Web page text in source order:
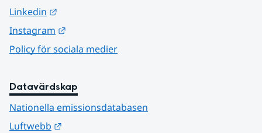
Linkedin
Instagram
Policy för sociala medier
Datavärdskap
Nationella emissionsdatabasen
Luftwebb